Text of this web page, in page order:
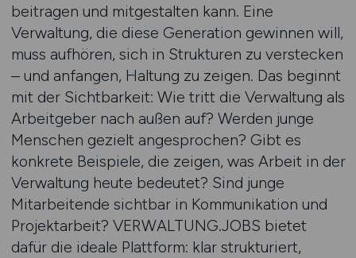
beitragen und mitgestalten kann. Eine
Verwaltung, die diese Generation gewinnen will,
muss aufhören, sich in Strukturen zu verstecken
– und anfangen, Haltung zu zeigen. Das beginnt
mit der Sichtbarkeit: Wie tritt die Verwaltung als
Arbeitgeber nach außen auf? Werden junge
Menschen gezielt angesprochen? Gibt es
konkrete Beispiele, die zeigen, was Arbeit in der
Verwaltung heute bedeutet? Sind junge
Mitarbeitende sichtbar in Kommunikation und
Projektarbeit? VERWALTUNG.JOBS bietet
dafür die ideale Plattform: klar strukturiert,